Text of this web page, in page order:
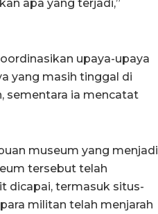
apa yang terjadi,”
upaya-upaya
yang masih tinggal di
sementara ia mencatat
museum yang menjadi
tersebut telah
dicapai, termasuk situs-
militan telah menjarah